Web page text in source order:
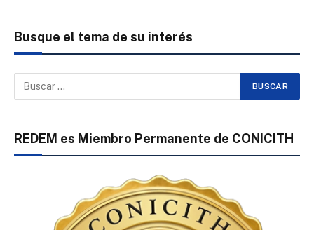
Busque el tema de su interés
REDEM es Miembro Permanente de CONICITH